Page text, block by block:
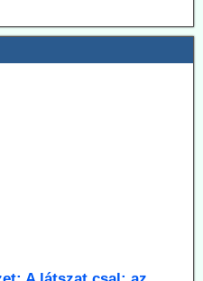
is egy hűvös